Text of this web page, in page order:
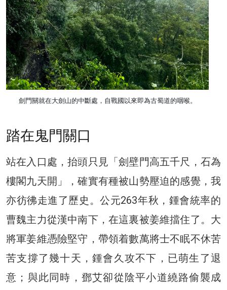
劍門關就在大劍山的中斷處，自戰國以來即為古蜀道的咽喉。
踏在鬼門關口
站在入口處，抬頭只見「劍壁門高五千尺，石為
樓閣九天開」，確實有種被山勢壓迫的感覺，我
亦彷彿走進了歷史。公元263年秋，鍾會統率的
曹魏主力從漢中南下，在這裏被姜維擋住了。大
將軍姜維憑險堅守，帶領着數萬將士不眠不休苦
苦支撐了幾十天，鍾會久攻不下，已萌生了退
意；與此同時，鄧艾卻從陰平小道繞路偷襲成